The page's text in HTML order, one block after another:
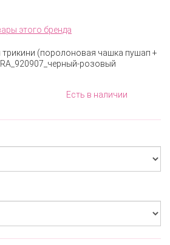
этого бренда
Есть в наличии